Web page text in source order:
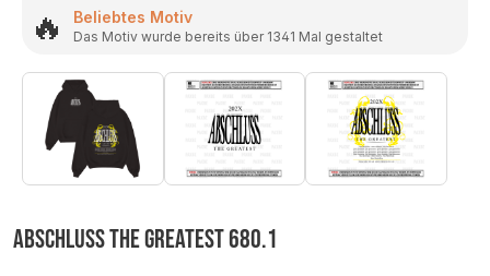
🔥 Beliebtes Motiv
Das Motiv wurde bereits über 1341 Mal gestaltet
ABSCHLUSS THE GREATEST 680.1